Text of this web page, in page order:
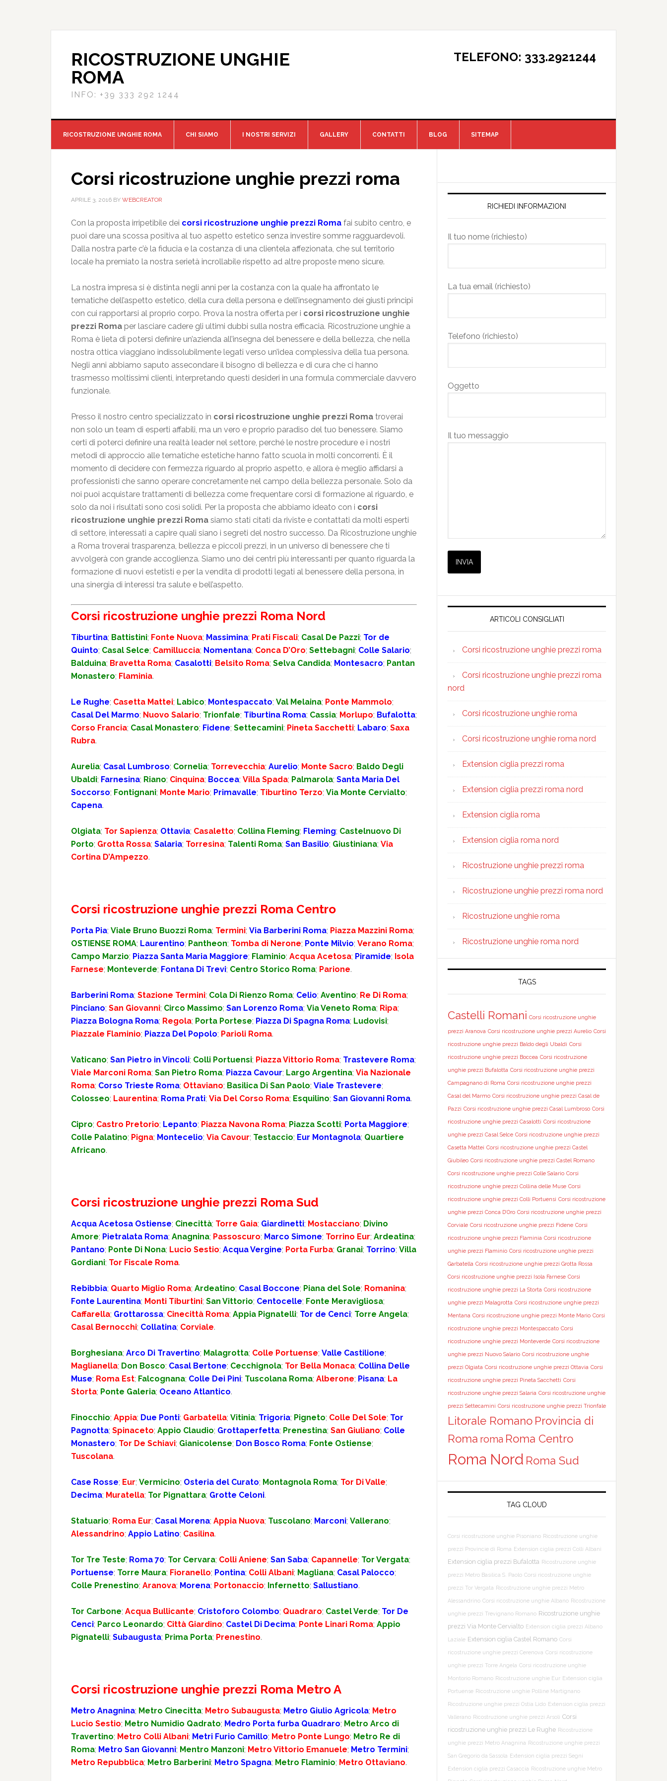
RICOSTRUZIONE UNGHIE
ROMA
INFO: +39 333 292 1244
TELEFONO: 333.2921244
RICOSTRUZIONE UNGHIE ROMA CHI SIAMO I NOSTRI SERVIZI GALLERY CONTATTI BLOG SITEMAP
Corsi ricostruzione unghie prezzi roma
APRILE 3, 2016 BY WEBCREATOR
Con la proposta irripetibile dei corsi ricostruzione unghie prezzi Roma fai subito centro, e
puoi dare una scossa positiva al tuo aspetto estetico senza investire somme ragguardevoli.
Dalla nostra parte c’è la fiducia e la costanza di una clientela affezionata, che sul territorio
locale ha premiato la nostra serietà incrollabile rispetto ad altre proposte meno sicure.
La nostra impresa si è distinta negli anni per la costanza con la quale ha affrontato le
tematiche dell’aspetto estetico, della cura della persona e dell’insegnamento dei giusti principi
con cui rapportarsi al proprio corpo. Prova la nostra offerta per i corsi ricostruzione unghie
prezzi Roma per lasciare cadere gli ultimi dubbi sulla nostra efficacia. Ricostruzione unghie a
Roma è lieta di potersi definire un’azienda all’insegna del benessere e della bellezza, che nella
nostra ottica viaggiano indissolubilmente legati verso un’idea complessiva della tua persona.
Negli anni abbiamo saputo assecondare il bisogno di bellezza e di cura che ci hanno
trasmesso moltissimi clienti, interpretando questi desideri in una formula commerciale davvero
funzionale.
Presso il nostro centro specializzato in corsi ricostruzione unghie prezzi Roma troverai
non solo un team di esperti affabili, ma un vero e proprio paradiso del tuo benessere. Siamo
certi di poterci definire una realtà leader nel settore, perché le nostre procedure e i nostri
metodi di approccio alle tematiche estetiche hanno fatto scuola in molti concorrenti. È il
momento di decidere con fermezza riguardo al proprio aspetto, e allora è meglio affidarsi a
professionisti che sanno operare concretamente nel campo della bellezza personale. Solo da
noi puoi acquistare trattamenti di bellezza come frequentare corsi di formazione al riguardo, e
solo da noi i risultati sono così solidi. Per la proposta che abbiamo ideato con i corsi
ricostruzione unghie prezzi Roma siamo stati citati da riviste e contattati da molti esperti
di settore, interessati a capire quali siano i segreti del nostro successo. Da Ricostruzione unghie
a Roma troverai trasparenza, bellezza e piccoli prezzi, in un universo di benessere che ti
avvolgerà con grande accoglienza. Siamo uno dei centri più interessanti per quanto riguarda la
formazione di nuovi estetisti e per la vendita di prodotti legati al benessere della persona, in
una sinergia di interessi tra salute e bell’aspetto.
Corsi ricostruzione unghie prezzi Roma Nord
Tiburtina; Battistini; Fonte Nuova; Massimina; Prati Fiscali; Casal De Pazzi; Tor de
Quinto; Casal Selce; Camilluccia; Nomentana; Conca D’Oro; Settebagni; Colle Salario;
Balduina; Bravetta Roma; Casalotti; Belsito Roma; Selva Candida; Montesacro; Pantan
Monastero; Flaminia.
Le Rughe; Casetta Mattei; Labico; Montespaccato; Val Melaina; Ponte Mammolo;
Casal Del Marmo; Nuovo Salario; Trionfale; Tiburtina Roma; Cassia; Morlupo; Bufalotta;
Corso Francia; Casal Monastero; Fidene; Settecamini; Pineta Sacchetti; Labaro; Saxa
Rubra.
Aurelia; Casal Lumbroso; Cornelia; Torrevecchia; Aurelio; Monte Sacro; Baldo Degli
Ubaldi; Farnesina; Riano; Cinquina; Boccea; Villa Spada; Palmarola; Santa Maria Del
Soccorso; Fontignani; Monte Mario; Primavalle; Tiburtino Terzo; Via Monte Cervialto;
Capena.
Olgiata; Tor Sapienza; Ottavia; Casaletto; Collina Fleming; Fleming; Castelnuovo Di
Porto; Grotta Rossa; Salaria; Torresina; Talenti Roma; San Basilio; Giustiniana; Via
Cortina D’Ampezzo.
Corsi ricostruzione unghie prezzi Roma Centro
Porta Pia; Viale Bruno Buozzi Roma; Termini; Via Barberini Roma; Piazza Mazzini Roma;
OSTIENSE ROMA; Laurentino; Pantheon; Tomba di Nerone; Ponte Milvio; Verano Roma;
Campo Marzio; Piazza Santa Maria Maggiore; Flaminio; Acqua Acetosa; Piramide; Isola
Farnese; Monteverde; Fontana Di Trevi; Centro Storico Roma; Parione.
Barberini Roma; Stazione Termini; Cola Di Rienzo Roma; Celio; Aventino; Re Di Roma;
Pinciano; San Giovanni; Circo Massimo; San Lorenzo Roma; Via Veneto Roma; Ripa;
Piazza Bologna Roma; Regola; Porta Portese; Piazza Di Spagna Roma; Ludovisi;
Piazzale Flaminio; Piazza Del Popolo; Parioli Roma.
Vaticano; San Pietro in Vincoli; Colli Portuensi; Piazza Vittorio Roma; Trastevere Roma;
Viale Marconi Roma; San Pietro Roma; Piazza Cavour; Largo Argentina; Via Nazionale
Roma; Corso Trieste Roma; Ottaviano; Basilica Di San Paolo; Viale Trastevere;
Colosseo; Laurentina; Roma Prati; Via Del Corso Roma; Esquilino; San Giovanni Roma.
Cipro; Castro Pretorio; Lepanto; Piazza Navona Roma; Piazza Scotti; Porta Maggiore;
Colle Palatino; Pigna; Montecelio; Via Cavour; Testaccio; Eur Montagnola; Quartiere
Africano.
Corsi ricostruzione unghie prezzi Roma Sud
Acqua Acetosa Ostiense; Cinecittà; Torre Gaia; Giardinetti; Mostacciano; Divino
Amore; Pietralata Roma; Anagnina; Passoscuro; Marco Simone; Torrino Eur; Ardeatina;
Pantano; Ponte Di Nona; Lucio Sestio; Acqua Vergine; Porta Furba; Granai; Torrino; Villa
Gordiani; Tor Fiscale Roma.
Rebibbia; Quarto Miglio Roma; Ardeatino; Casal Boccone; Piana del Sole; Romanina;
Fonte Laurentina; Monti Tiburtini; San Vittorio; Centocelle; Fonte Meravigliosa;
Caffarella; Grottarossa; Cinecittà Roma; Appia Pignatelli; Tor de Cenci; Torre Angela;
Casal Bernocchi; Collatina; Corviale.
Borghesiana; Arco Di Travertino; Malagrotta; Colle Portuense; Valle Castilione;
Maglianella; Don Bosco; Casal Bertone; Cecchignola; Tor Bella Monaca; Collina Delle
Muse; Roma Est; Falcognana; Colle Dei Pini; Tuscolana Roma; Alberone; Pisana; La
Storta; Ponte Galeria; Oceano Atlantico.
Finocchio; Appia; Due Ponti; Garbatella; Vitinia; Trigoria; Pigneto; Colle Del Sole; Tor
Pagnotta; Spinaceto; Appio Claudio; Grottaperfetta; Prenestina; San Giuliano; Colle
Monastero; Tor De Schiavi; Gianicolense; Don Bosco Roma; Fonte Ostiense;
Tuscolana.
Case Rosse; Eur; Vermicino; Osteria del Curato; Montagnola Roma; Tor Di Valle;
Decima; Muratella; Tor Pignattara; Grotte Celoni.
Statuario; Roma Eur; Casal Morena; Appia Nuova; Tuscolano; Marconi; Vallerano;
Alessandrino; Appio Latino; Casilina.
Tor Tre Teste; Roma 70; Tor Cervara; Colli Aniene; San Saba; Capannelle; Tor Vergata;
Portuense; Torre Maura; Fioranello; Pontina; Colli Albani; Magliana; Casal Palocco;
Colle Prenestino; Aranova; Morena; Portonaccio; Infernetto; Sallustiano.
Tor Carbone; Acqua Bullicante; Cristoforo Colombo; Quadraro; Castel Verde; Tor De
Cenci; Parco Leonardo; Città Giardino; Castel Di Decima; Ponte Linari Roma; Appio
Pignatelli; Subaugusta; Prima Porta; Prenestino.
Corsi ricostruzione unghie prezzi Roma Metro A
Metro Anagnina; Metro Cinecitta; Metro Subaugusta; Metro Giulio Agricola; Metro
Lucio Sestio; Metro Numidio Qadrato; Medro Porta furba Quadraro; Metro Arco di
Travertino; Metro Colli Albani; Metri Furio Camillo; Metro Ponte Lungo; Metro Re di
Roma; Metro San Giovanni; Mentro Manzoni; Metro Vittorio Emanuele; Metro Termini;
Metro Repubblica; Metro Barberini; Metro Spagna; Metro Flaminio; Metro Ottaviano.
RICHIEDI INFORMAZIONI
Il tuo nome (richiesto)
La tua email (richiesto)
Telefono (richiesto)
Oggetto
Il tuo messaggio
ARTICOLI CONSIGLIATI
Corsi ricostruzione unghie prezzi roma
Corsi ricostruzione unghie prezzi roma
nord
Corsi ricostruzione unghie roma
Corsi ricostruzione unghie roma nord
Extension ciglia prezzi roma
Extension ciglia prezzi roma nord
Extension ciglia roma
Extension ciglia roma nord
Ricostruzione unghie prezzi roma
Ricostruzione unghie prezzi roma nord
Ricostruzione unghie roma
Ricostruzione unghie roma nord
TAGS
Castelli Romani Corsi ricostruzione unghie
prezzi Aranova Corsi ricostruzione unghie prezzi Aurelio Corsi
ricostruzione unghie prezzi Baldo degli Ubaldi Corsi
ricostruzione unghie prezzi Boccea Corsi ricostruzione
unghie prezzi Bufalotta Corsi ricostruzione unghie prezzi
Campagnano di Roma Corsi ricostruzione unghie prezzi
Casal del Marmo Corsi ricostruzione unghie prezzi Casal de
Pazzi Corsi ricostruzione unghie prezzi Casal Lumbroso Corsi
ricostruzione unghie prezzi Casalotti Corsi ricostruzione
unghie prezzi Casal Selce Corsi ricostruzione unghie prezzi
Casetta Mattei Corsi ricostruzione unghie prezzi Castel
Giubileo Corsi ricostruzione unghie prezzi Castel Romano
Corsi ricostruzione unghie prezzi Colle Salario Corsi
ricostruzione unghie prezzi Collina delle Muse Corsi
ricostruzione unghie prezzi Colli Portuensi Corsi ricostruzione
unghie prezzi Conca D’Oro Corsi ricostruzione unghie prezzi
Corviale Corsi ricostruzione unghie prezzi Fidene Corsi
ricostruzione unghie prezzi Flaminia Corsi ricostruzione
unghie prezzi Flaminio Corsi ricostruzione unghie prezzi
Garbatella Corsi ricostruzione unghie prezzi Grotta Rossa
Corsi ricostruzione unghie prezzi Isola Farnese Corsi
ricostruzione unghie prezzi La Storta Corsi ricostruzione
unghie prezzi Malagrotta Corsi ricostruzione unghie prezzi
Mentana Corsi ricostruzione unghie prezzi Monte Mario Corsi
ricostruzione unghie prezzi Montespaccato Corsi
ricostruzione unghie prezzi Monteverde Corsi ricostruzione
unghie prezzi Nuovo Salario Corsi ricostruzione unghie
prezzi Olgiata Corsi ricostruzione unghie prezzi Ottavia Corsi
ricostruzione unghie prezzi Pineta Sacchetti Corsi
ricostruzione unghie prezzi Salaria Corsi ricostruzione unghie
prezzi Settecamini Corsi ricostruzione unghie prezzi Trionfale
Litorale Romano Provincia di
Roma roma Roma Centro
Roma Nord Roma Sud
TAG CLOUD
Corsi ricostruzione unghie Pisoniano Ricostruzione unghie
prezzi Provincie di Roma Extension ciglia prezzi Colli Albani
Extension ciglia prezzi Bufalotta Ricostruzione unghie
prezzi Metro Basilica S. Paolo Corsi ricostruzione unghie
prezzi Tor Vergata Ricostruzione unghie prezzi Metro
Alessandrino Corsi ricostruzione unghie Albano Ricostruzione
unghie prezzi Trevignano Romano Ricostruzione unghie
prezzi Via Monte Cervialto Extension ciglia prezzi Albano
Laziale Extension ciglia Castel Romano Corsi
ricostruzione unghie prezzi Cerenova Corsi ricostruzione
unghie prezzi Torre Angela Corsi ricostruzione unghie
Montorio Romano Ricostruzione unghie Eur Extension ciglia
Portuense Ricostruzione unghie Polline Martignano
Ricostruzione unghie prezzi Ostia Lido Extension ciglia prezzi
Vallerano Ricostruzione unghie prezzi Arsoli Corsi
ricostruzione unghie prezzi Le Rughe Ricostruzione
unghie prezzi Metro Anagnina Ricostruzione unghie prezzi
San Gregorio da Sassola Extension ciglia prezzi Segni
Extension ciglia prezzi Casaccia Ricostruzione unghie Metro